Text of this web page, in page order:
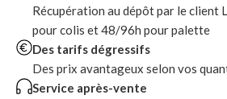
Récupération au dépôt par le client
pour colis et 48/96h pour palette
Des tarifs dégressifs
Des prix avantageux selon vos
Service après-vente